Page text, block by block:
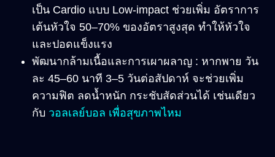
เป็น Cardio แบบ Low-impact ช่วยเพิ่ม อัตราการ
เต้นหัวใจ 50–70% ของอัตราสูงสุด ทำให้หัวใจ
และปอดแข็งแรง
พัฒนากล้ามเนื้อและการเผาผลาญ : หากพาย วัน
ละ 45–60 นาที 3–5 วันต่อสัปดาห์ จะช่วยเพิ่ม
ความฟิต ลดน้ำหนัก กระชับสัดส่วนได้ เช่นเดียว
กับ วอลเลย์บอล เพื่อสุขภาพไหม